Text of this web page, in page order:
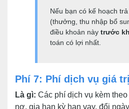
Nếu bạn có kế hoạch
(thưởng, thu nhập bổ
điều khoản này trước
toán có lợi nhất.
Phí 7: Phí dịch vụ giá
Là gì: Các phí dịch vụ kèm
nợ, gia hạn kỳ hạn vay, đổi